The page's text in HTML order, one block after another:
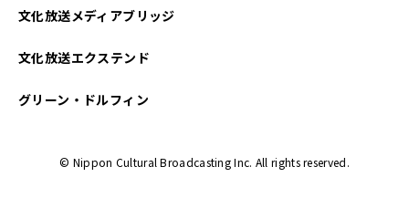
文化放送メディアブリッジ
文化放送エクステンド
グリーン・ドルフィン
© Nippon Cultural Broadcasting Inc. All rights reserved.